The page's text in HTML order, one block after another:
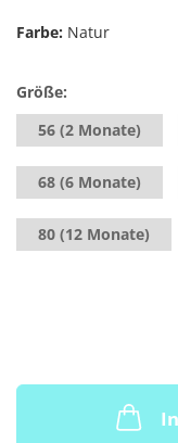
Farbe: Natur
Größe:
56 (2 Monate)
68 (6 Monate)
80 (12 Monate)